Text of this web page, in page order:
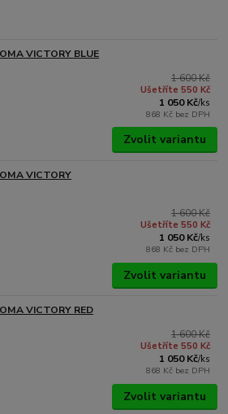
VICTORY BLUE
1 600 Kč
Ušetříte 550 Kč
1 050 Kč/ks
868 Kč bez DPH
Zvolit variantu
VICTORY
1 600 Kč
Ušetříte 550 Kč
1 050 Kč/ks
868 Kč bez DPH
Zvolit variantu
VICTORY RED
1 600 Kč
Ušetříte 550 Kč
1 050 Kč/ks
868 Kč bez DPH
Zvolit variantu